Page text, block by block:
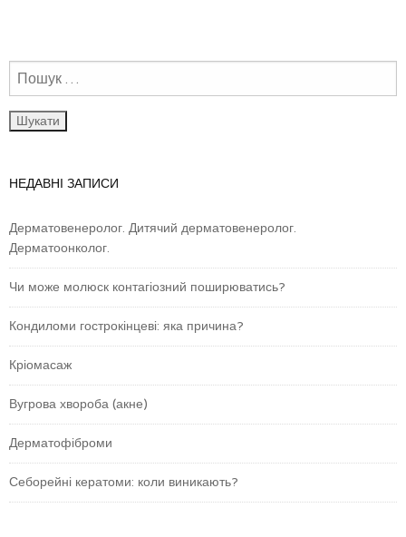
НЕДАВНІ ЗАПИСИ
Дерматовенеролог. Дитячий дерматовенеролог.
Дерматоонколог.
Чи може молюск контагіозний поширюватись?
Кондиломи гострокінцеві: яка причина?
Кріомасаж
Вугрова хвороба (акне)
Дерматофіброми
Себорейні кератоми: коли виникають?